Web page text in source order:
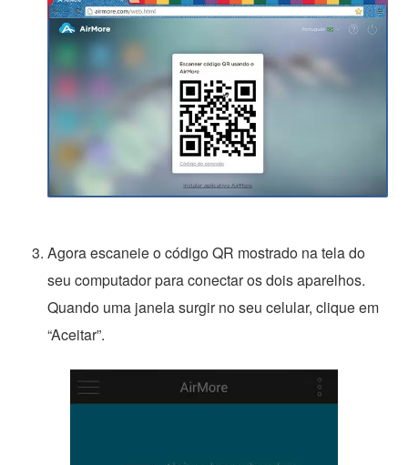
Agora escaneie o código QR mostrado na tela do
seu computador para conectar os dois aparelhos.
Quando uma janela surgir no seu celular, clique em
“Aceitar”.